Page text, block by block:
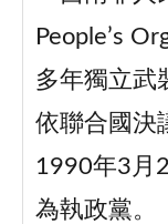
People’s
多年獨立武
依聯合國決
1990年3月
為執政黨。